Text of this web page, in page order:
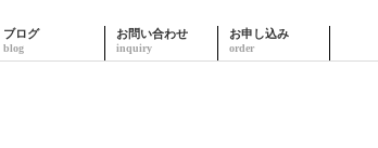
ブログ お問い合わせ お申し込み